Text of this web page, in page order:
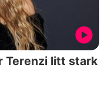
Terenzi litt stark